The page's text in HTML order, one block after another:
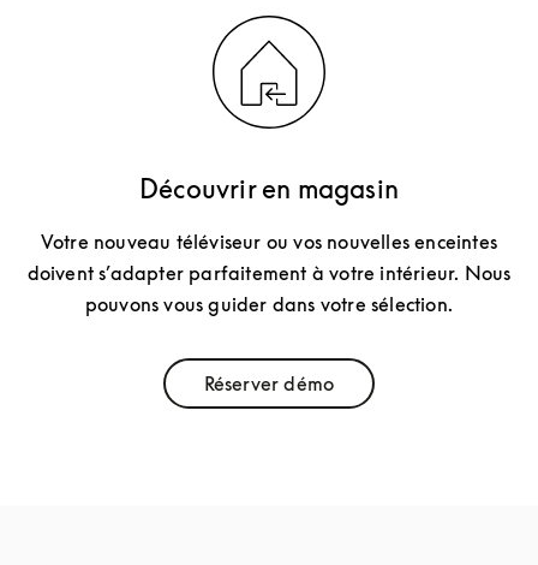
Découvrir en magasin
Votre nouveau téléviseur ou vos nouvelles enceintes
doivent s’adapter parfaitement à votre intérieur. Nous
pouvons vous guider dans votre sélection.
Réserver démo
Link Opens in New Tab